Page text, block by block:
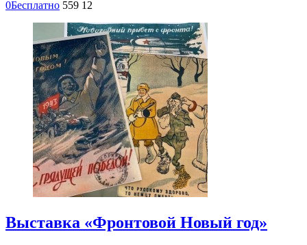
0Бесплатно 559 12
Выставка «Фронтовой Новый год»